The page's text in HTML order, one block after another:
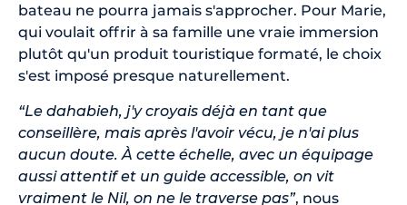
bateau ne pourra jamais s'approcher. Pour Marie,
qui voulait offrir à sa famille une vraie immersion
plutôt qu'un produit touristique formaté, le choix
s'est imposé presque naturellement.
“Le dahabieh, j'y croyais déjà en tant que
conseillère, mais après l'avoir vécu, je n'ai plus
aucun doute. À cette échelle, avec un équipage
aussi attentif et un guide accessible, on vit
vraiment le Nil, on ne le traverse pas”, nous